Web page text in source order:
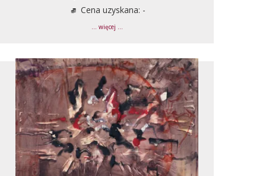
Cena uzyskana: -
... więcej ...